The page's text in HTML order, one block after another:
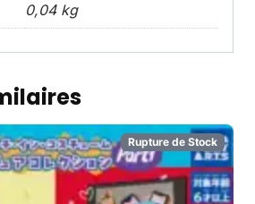
0,04 kg
Rupture de Stock